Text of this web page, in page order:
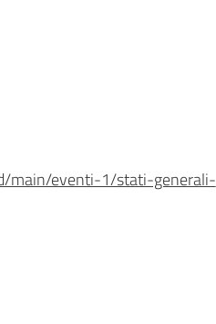
main/eventi-1/stati-generali-